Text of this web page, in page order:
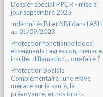
Dossier spécial PPCR - mise à
jour septembre 2025
Indemnités BI et NBI dans l'ASH
au 01/09/2023
Protection fonctionnelle des
enseignants : agression, menace,
insulte, diffamation... que faire ?
Protection Sociale
Complémentaire : une grave
menace sur la santé, la
prévoyance, et nos droits